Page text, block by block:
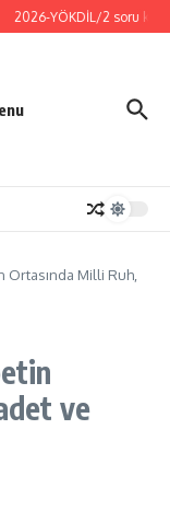
2026-YÖKDİL/2 soru
Ortasında Milli Ruh,
ve